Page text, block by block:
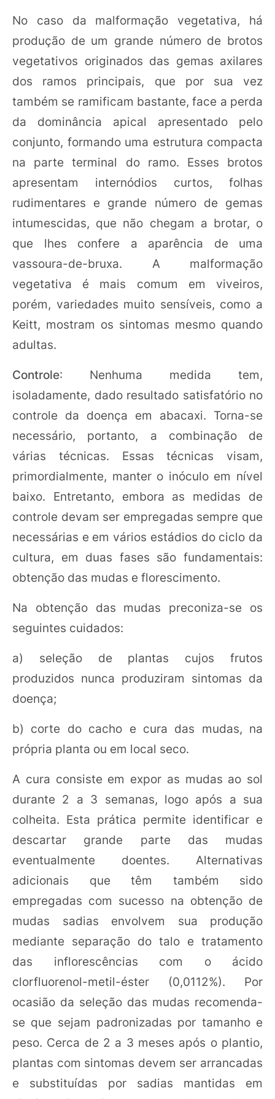
No caso da malformação vegetativa, há
produção de um grande número de brotos
vegetativos originados das gemas axilares
dos ramos principais, que por sua vez
também se ramificam bastante, face a perda
da dominância apical apresentado pelo
conjunto, formando uma estrutura compacta
na parte terminal do ramo. Esses brotos
apresentam internódios curtos, folhas
rudimentares e grande número de gemas
intumescidas, que não chegam a brotar, o
que lhes confere a aparência de uma
vassoura-de-bruxa. A malformação
vegetativa é mais comum em viveiros,
porém, variedades muito sensíveis, como a
Keitt, mostram os sintomas mesmo quando
adultas.
Controle: Nenhuma medida tem,
isoladamente, dado resultado satisfatório no
controle da doença em abacaxi. Torna-se
necessário, portanto, a combinação de
várias técnicas. Essas técnicas visam,
primordialmente, manter o inóculo em nível
baixo. Entretanto, embora as medidas de
controle devam ser empregadas sempre que
necessárias e em vários estádios do ciclo da
cultura, em duas fases são fundamentais:
obtenção das mudas e florescimento.
Na obtenção das mudas preconiza-se os
seguintes cuidados:
a) seleção de plantas cujos frutos
produzidos nunca produziram sintomas da
doença;
b) corte do cacho e cura das mudas, na
própria planta ou em local seco.
A cura consiste em expor as mudas ao sol
durante 2 a 3 semanas, logo após a sua
colheita. Esta prática permite identificar e
descartar grande parte das mudas
eventualmente doentes. Alternativas
adicionais que têm também sido
empregadas com sucesso na obtenção de
mudas sadias envolvem sua produção
mediante separação do talo e tratamento
das inflorescências com o ácido
clorfluorenol-metil-éster (0,0112%). Por
ocasião da seleção das mudas recomenda-
se que sejam padronizadas por tamanho e
peso. Cerca de 2 a 3 meses após o plantio,
plantas com sintomas devem ser arrancadas
e substituídas por sadias mantidas em